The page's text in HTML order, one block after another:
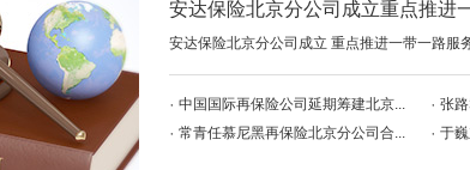
安达保险北京分公司成立重点推进
安达保险北京分公司成立 重点推进一带一路服
中国国际再保险公司延期筹建北京... 张
常青任慕尼黑再保险北京分公司合...
于